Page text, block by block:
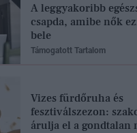
A leggyakoribb
csapda, amibe nők
bele
Támogatott Tartalom
Vizes fürdőruha és
fesztiválszezon:
árulja el a gondtalan